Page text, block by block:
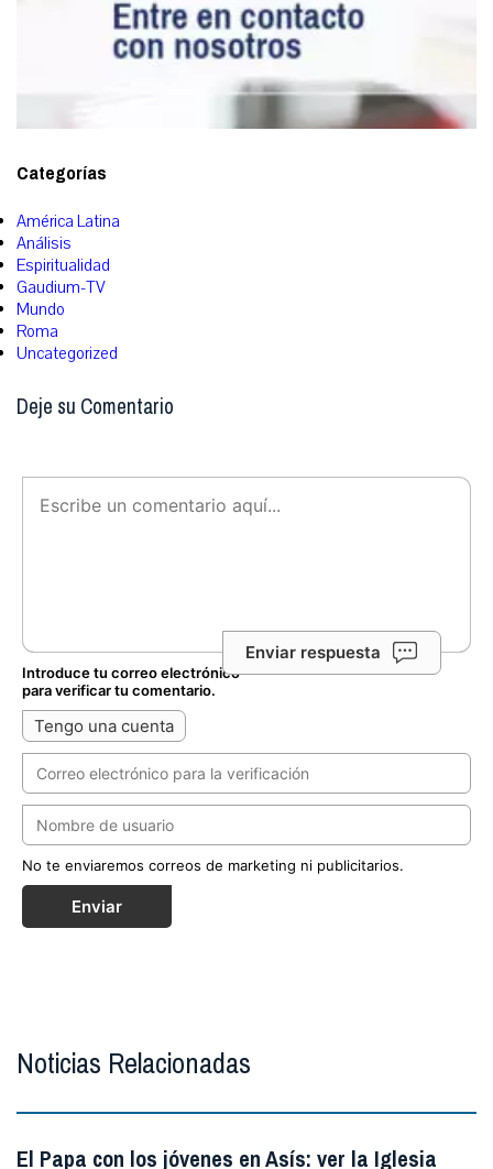
Categorías
América Latina
Análisis
Espiritualidad
Gaudium-TV
Mundo
Roma
Uncategorized
Deje su Comentario
Enviar respuesta
Introduce tu correo electrónico
para verificar tu comentario.
Tengo una cuenta
No te enviaremos correos de marketing ni publicitarios.
Enviar
Noticias Relacionadas
El Papa con los jóvenes en Asís: ver la Iglesia